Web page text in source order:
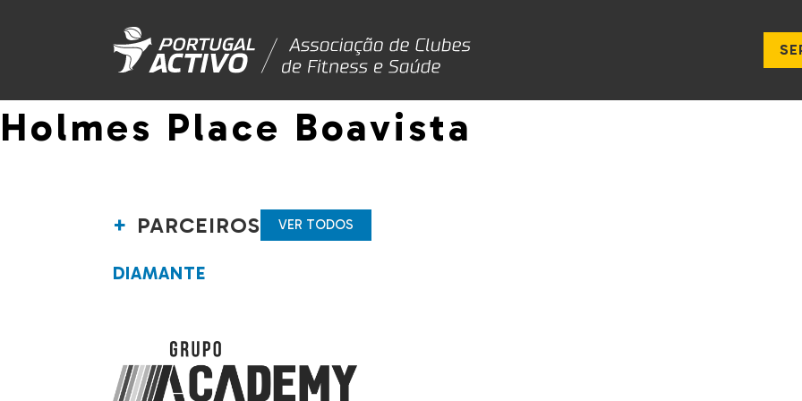
Holmes Place Boavista
PARCEIROS VER TODOS
DIAMANTE